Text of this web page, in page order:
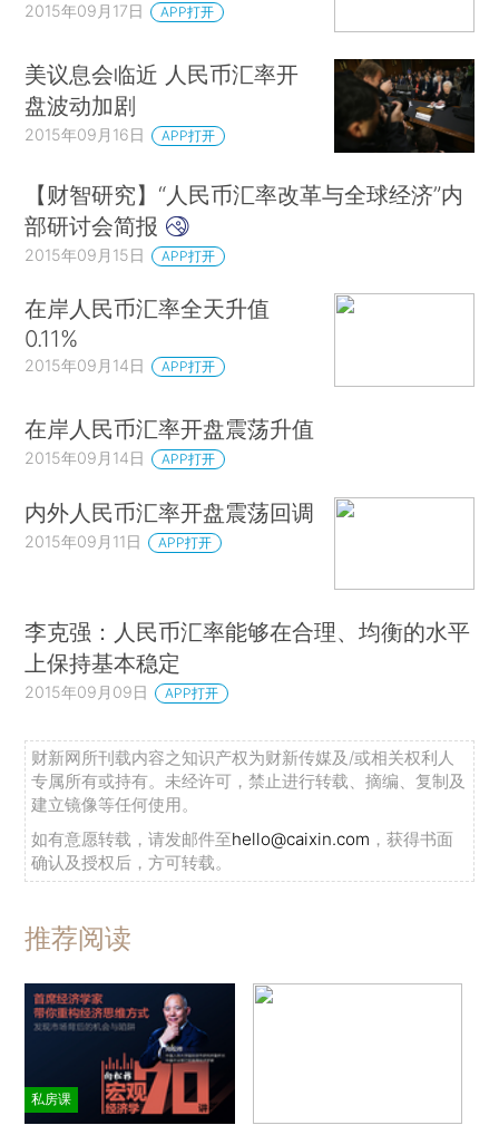
2015年09月17日 APP打开
美议息会临近 人民币汇率开
盘波动加剧
2015年09月16日 APP打开
【财智研究】“人民币汇率改革与全球经济”内
部研讨会简报
2015年09月15日 APP打开
在岸人民币汇率全天升值
0.11%
2015年09月14日 APP打开
在岸人民币汇率开盘震荡升值
2015年09月14日 APP打开
内外人民币汇率开盘震荡回调
2015年09月11日 APP打开
李克强：人民币汇率能够在合理、均衡的水平
上保持基本稳定
2015年09月09日 APP打开
财新网所刊载内容之知识产权为财新传媒及/或相关权利人
专属所有或持有。未经许可，禁止进行转载、摘编、复制及
建立镜像等任何使用。
如有意愿转载，请发邮件至hello@caixin.com ，获得书面
确认及授权后，方可转载。
推荐阅读
私房课